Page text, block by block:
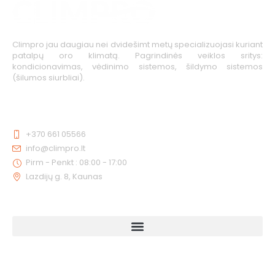
Climpro jau daugiau nei dvidešimt metų specializuojasi kuriant
patalpų oro klimatą. Pagrindinės veiklos sritys:
kondicionavimas, vėdinimo sistemos, šildymo sistemos
(šilumos siurbliai).
+370 661 05566
info@climpro.lt
Pirm - Penkt : 08:00 - 17:00
Lazdijų g. 8, Kaunas